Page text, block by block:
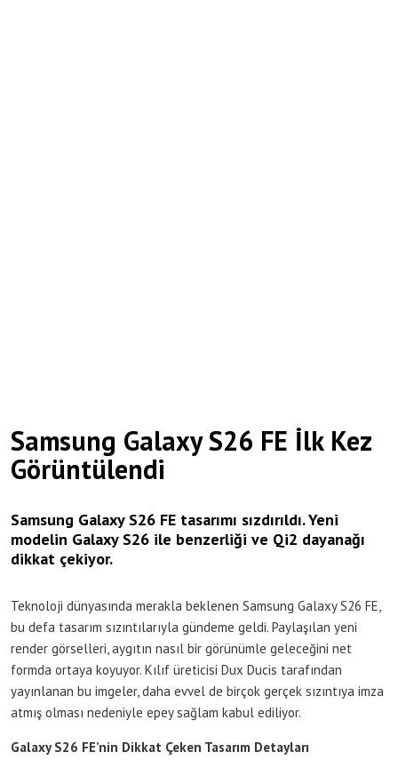
Samsung Galaxy S26 FE İlk Kez
Görüntülendi
Samsung Galaxy S26 FE tasarımı sızdırıldı. Yeni
modelin Galaxy S26 ile benzerliği ve Qi2 dayanağı
dikkat çekiyor.
Teknoloji dünyasında merakla beklenen Samsung Galaxy S26 FE,
bu defa tasarım sızıntılarıyla gündeme geldi. Paylaşılan yeni
render görselleri, aygıtın nasıl bir görünümle geleceğini net
formda ortaya koyuyor. Kılıf üreticisi Dux Ducis tarafından
yayınlanan bu imgeler, daha evvel de birçok gerçek sızıntıya imza
atmış olması nedeniyle epey sağlam kabul ediliyor.
Galaxy S26 FE’nin Dikkat Çeken Tasarım Detayları